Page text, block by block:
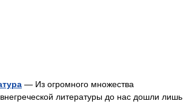
— Из огромного множества
литературы до нас дошли лишь